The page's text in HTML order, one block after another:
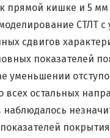
прямой кишке и 5 мм
СТЛТ с
сдвигов
показателей
уменьшении
всех остальных
наблюдалось